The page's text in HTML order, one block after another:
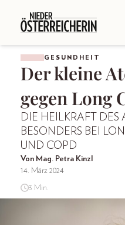
GESUNDHEIT
Der kleine
gegen Long
DIE HEILKRAFT DES
BESONDERS BEI
UND COPD
Von Mag. Petra Kinzl
14. März 2024
3 Min.